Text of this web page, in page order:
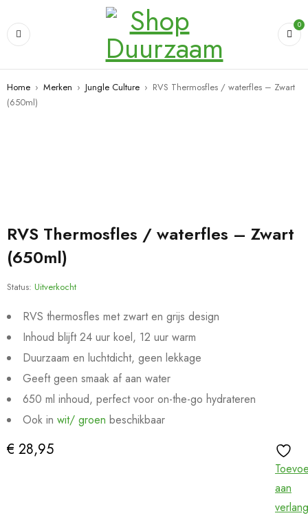
0
Home › Merken › Jungle Culture › RVS Thermosfles / waterfles – Zwart
(650ml)
RVS Thermosfles / waterfles – Zwart
(650ml)
Status: Uitverkocht
RVS thermosfles met zwart en grijs design
Inhoud blijft 24 uur koel, 12 uur warm
Duurzaam en luchtdicht, geen lekkage
Geeft geen smaak af aan water
650 ml inhoud, perfect voor on-the-go hydrateren
Ook in wit/ groen beschikbaar
€ 28,95
aan